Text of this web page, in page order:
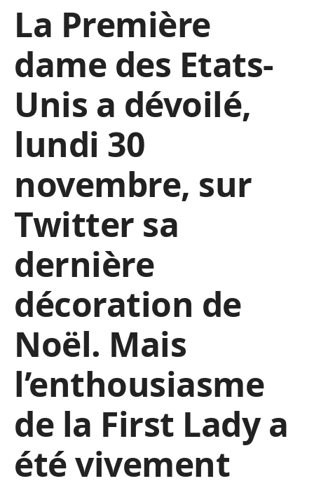
La Première
dame des Etats-
Unis a dévoilé,
lundi 30
novembre, sur
Twitter sa
dernière
décoration de
Noël. Mais
l’enthousiasme
de la First Lady a
été vivement